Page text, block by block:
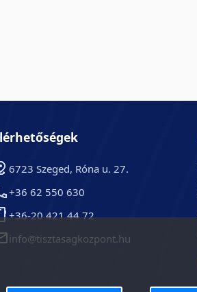
6723 Szeged, Róna u. 27.
+36 62 550 630
+36-20 421 44 72
info@tisztasagkozpont.hu